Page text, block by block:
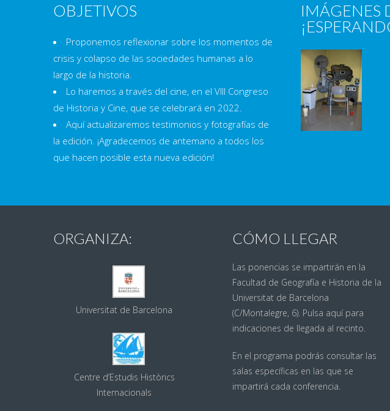
OBJETIVOS
Proponemos reflexionar sobre los momentos de
crisis y colapso de las sociedades humanas a lo
largo de la historia.
Lo haremos a través del cine, en el VIII Congreso
de Historia y Cine, que se celebrará en 2022.
Aquí actualizaremos testimonios y fotografías de
la edición. ¡Agradecemos de antemano a todos los
que hacen posible esta nueva edición!
IMÁGENES
ORGANIZA:
Universitat de Barcelona
Centre d’Estudis Històrics
Internacionals
CÓMO LLEGAR
Las ponencias se impartirán en la
Facultad de Geografía e Historia de la
Universitat de Barcelona
(C/Montalegre, 6). Pulsa aquípara
indicaciones de llegada al recinto.
En el programa podrás consultar las
salas específicas en las que se
impartirá cada conferencia.